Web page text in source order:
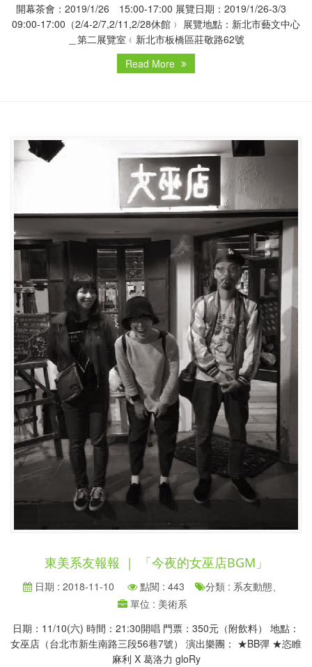
開幕茶會：2019/1/26 15:00-17:00 展覽日期：2019/1/26-3/3
09:00-17:00（2/4-2/7,2/11,2/28休館﹚ 展覽地點：新北市藝文中心
＿第二展覽室﹙新北市板橋區莊敬路62號
Read More
東美系友報報 ｜ 「今夜的女巫店BGM」
日期 : 2018-11-10 點閱 : 443
分類 : 系友動態、
單位 : 美術系
日期：11/10(六) 時間：21:30開唱 門票：350元（附飲料） 地點：
女巫店（台北市新生南路三段56巷7號） 演出樂團： ★BB彈 ★恣睢
麻利 X 葛洛力 gloRy